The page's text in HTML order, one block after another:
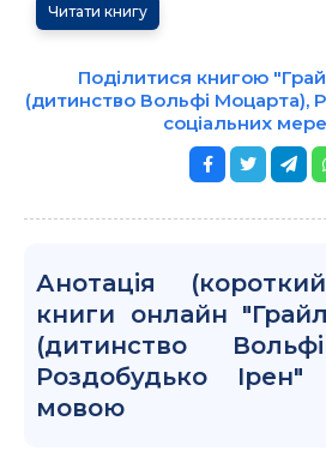
Читати книгу
Поділитися книгою
(дитинство Вольфі Моцарта),
соціальних
Анотація
книги онлайн
(дитинство
Роздобудько Ірен"
мовою